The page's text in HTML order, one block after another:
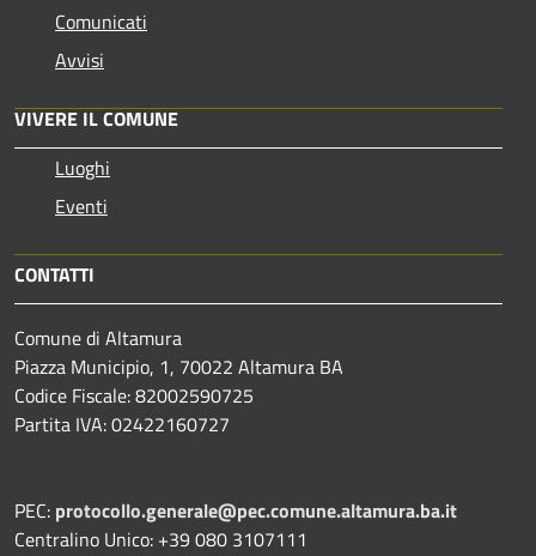
Comunicati
Avvisi
VIVERE IL COMUNE
Luoghi
Eventi
CONTATTI
Comune di Altamura
Piazza Municipio, 1, 70022 Altamura BA
Codice Fiscale: 82002590725
Partita IVA: 02422160727
PEC: protocollo.generale@pec.comune.altamura.ba.it
Centralino Unico: +39 080 3107111